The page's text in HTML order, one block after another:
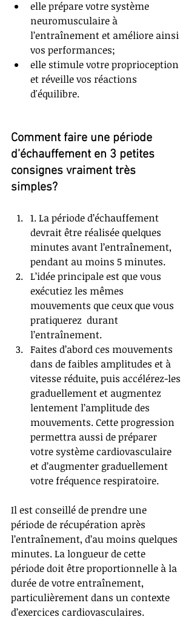
elle prépare votre système
neuromusculaire à
l’entraînement et améliore ainsi
vos performances;
elle stimule votre proprioception
et réveille vos réactions
d'équilibre.
Comment faire une période
d’échauffement en 3 petites
consignes vraiment très
simples?
1. La période d’échauffement
devrait être réalisée quelques
minutes avant l’entraînement,
pendant au moins 5 minutes.
L’idée principale est que vous
exécutiez les mêmes
mouvements que ceux que vous
pratiquerez  durant
l’entraînement.
Faites d’abord ces mouvements
dans de faibles amplitudes et à
vitesse réduite, puis accélérez-les
graduellement et augmentez
lentement l’amplitude des
mouvements. Cette progression
permettra aussi de préparer
votre système cardiovasculaire
et d’augmenter graduellement
votre fréquence respiratoire.
Il est conseillé de prendre une
période de récupération après
l’entraînement, d’au moins quelques
minutes. La longueur de cette
période doit être proportionnelle à la
durée de votre entraînement,
particulièrement dans un contexte
d’exercices cardiovasculaires.